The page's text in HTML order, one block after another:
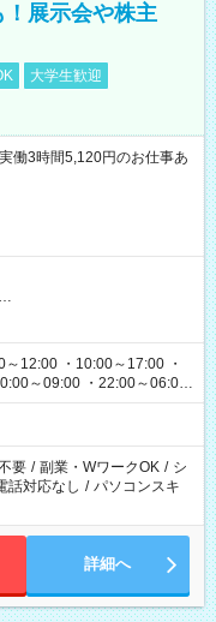
展示会や株主
大学生歓迎
3時間5,120円のお仕事あ
…
12:00 ・10:00～17:00 ・
～09:00 ・22:00～06:00
要 / 副業・WワークOK / シ
話対応なし / パソコンスキ
詳細へ